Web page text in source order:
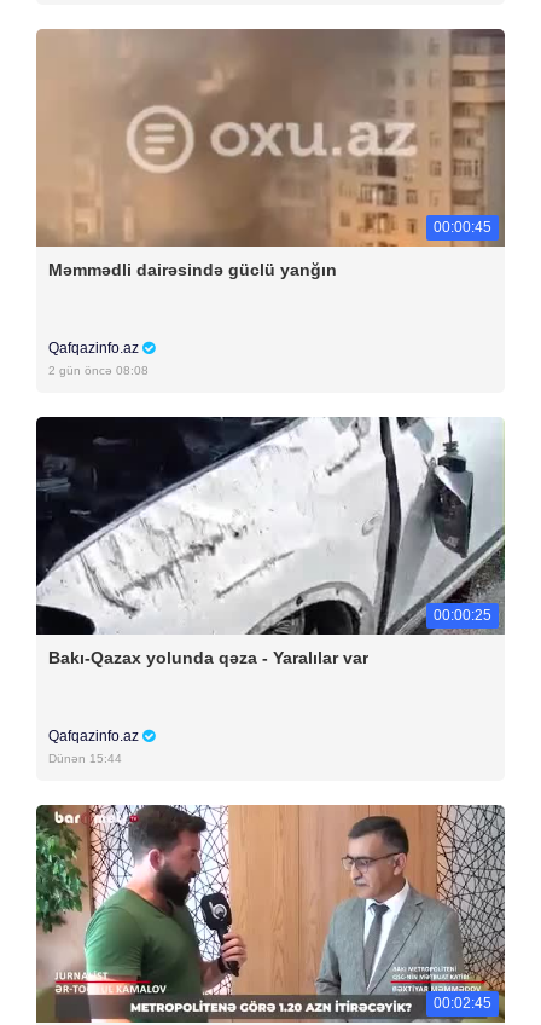
00:00:45
Məmmədli dairəsində güclü yanğın
Qafqazinfo.az
2 gün öncə 08:08
00:00:25
Bakı-Qazax yolunda qəza - Yaralılar var
Qafqazinfo.az
Dünən 15:44
00:02:45